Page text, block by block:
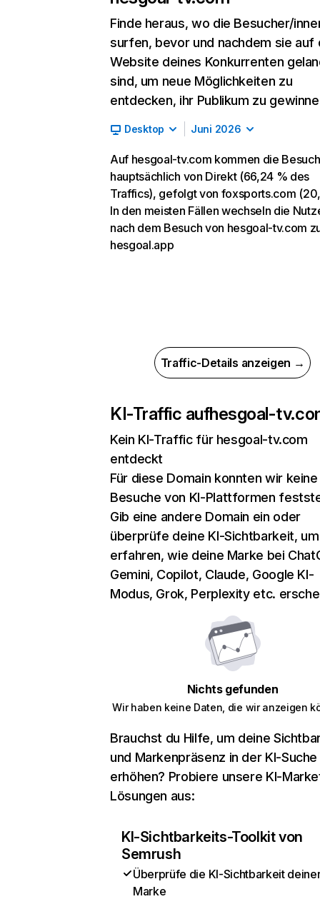
Finde heraus, wo die Besucher/
surfen, bevor und nachdem sie auf
Website deines Konkurrenten
sind, um neue Möglichkeiten zu
entdecken, ihr Publikum zu
Desktop Juni 2026
Auf hesgoal-tv.com kommen die
hauptsächlich von Direkt (66,24 % des
Traffics), gefolgt von foxsports.com
In den meisten Fällen wechseln die
nach dem Besuch von hesgoal-tv.com
hesgoal.app
Traffic-Details anzeigen →
KI-Traffic aufhesgoal-
Kein KI-Traffic für hesgoal-tv.com
entdeckt
Für diese Domain konnten wir keine
Besuche von KI-Plattformen
Gib eine andere Domain ein oder
überprüfe deine KI-Sichtbarkeit,
erfahren, wie deine Marke bei
Gemini, Copilot, Claude, Google KI-
Modus, Grok, Perplexity etc.
Nichts gefunden
Wir haben keine Daten, die wir anzeigen
Brauchst du Hilfe, um deine
und Markenpräsenz in der KI-Suche
erhöhen? Probiere unsere KI-
Lösungen aus:
KI-Sichtbarkeits-Toolkit von
Semrush
Überprüfe die KI-Sichtbarkeit
Marke